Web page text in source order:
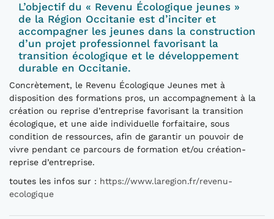
L’objectif du « Revenu Écologique jeunes »
de la Région Occitanie est d’inciter et
accompagner les jeunes dans la construction
d’un projet professionnel favorisant la
transition écologique et le développement
durable en Occitanie.
Concrètement, le Revenu Écologique Jeunes met à
disposition des formations pros, un accompagnement à la
création ou reprise d’entreprise favorisant la transition
écologique, et une aide individuelle forfaitaire, sous
condition de ressources, afin de garantir un pouvoir de
vivre pendant ce parcours de formation et/ou création-
reprise d’entreprise.
toutes les infos sur : https://www.laregion.fr/revenu-
ecologique